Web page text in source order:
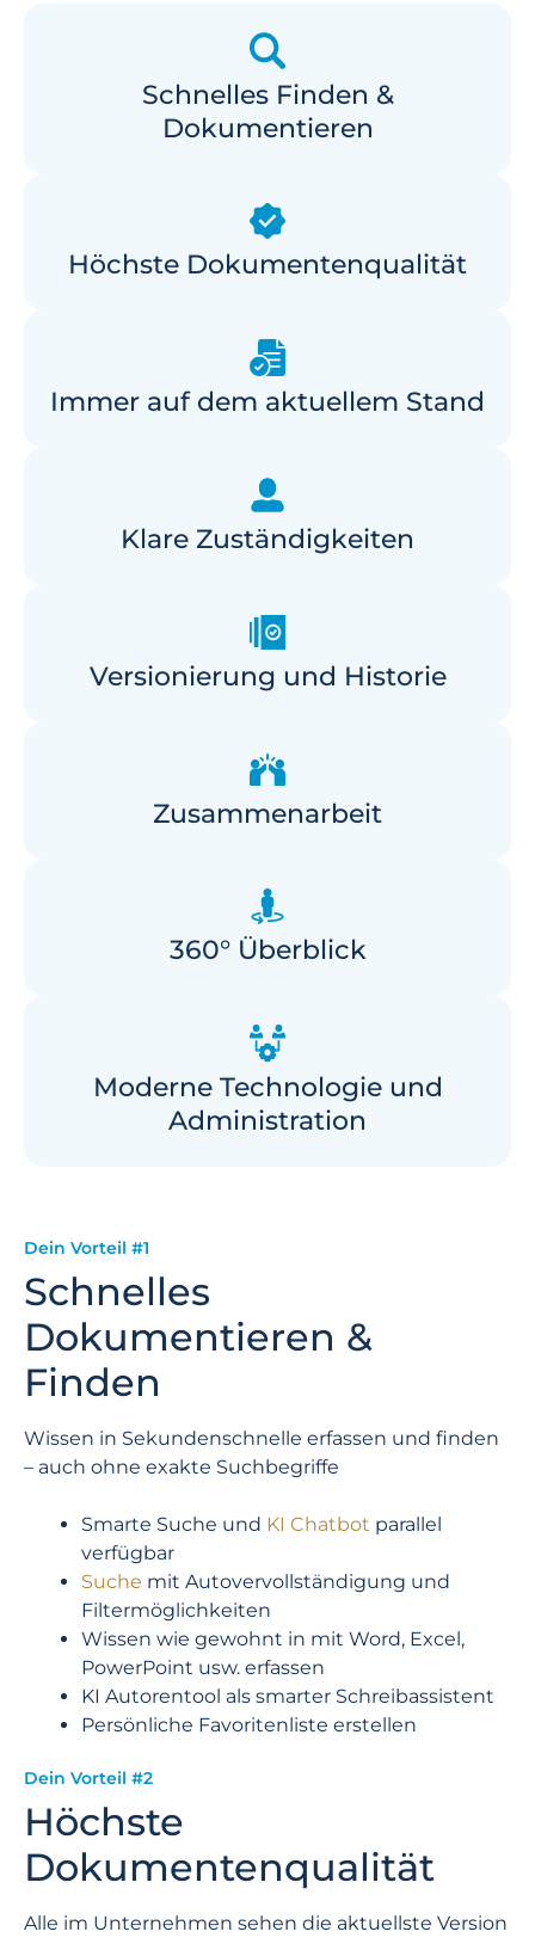
Schnelles Finden &
Dokumentieren
Höchste Dokumentenqualität
Immer auf dem aktuellem Stand
Klare Zuständigkeiten
Versionierung und Historie
Zusammenarbeit
360° Überblick
Moderne Technologie und
Administration
Dein Vorteil #1
Schnelles
Dokumentieren &
Finden
Wissen in Sekundenschnelle erfassen und finden
– auch ohne exakte Suchbegriffe
Smarte Suche und KI Chatbot parallel
verfügbar
Suche mit Autovervollständigung und
Filtermöglichkeiten
Wissen wie gewohnt in mit Word, Excel,
PowerPoint usw. erfassen
KI Autorentool als smarter Schreibassistent
Persönliche Favoritenliste erstellen
Dein Vorteil #2
Höchste
Dokumentenqualität
Alle im Unternehmen sehen die aktuellste Version